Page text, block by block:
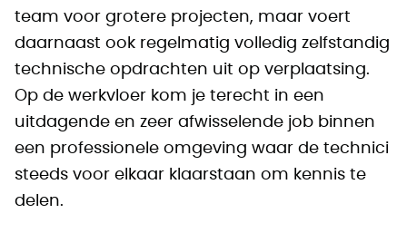
team voor grotere projecten, maar voert
daarnaast ook regelmatig volledig zelfstandig
technische opdrachten uit op verplaatsing.
Op de werkvloer kom je terecht in een
uitdagende en zeer afwisselende job binnen
een professionele omgeving waar de technici
steeds voor elkaar klaarstaan om kennis te
delen.